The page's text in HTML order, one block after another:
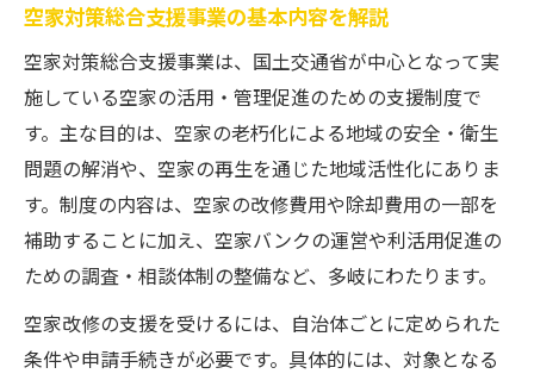
空家対策総合支援事業の基本内容を解説
空家対策総合支援事業は、国土交通省が中心となって実
施している空家の活用・管理促進のための支援制度で
す。主な目的は、空家の老朽化による地域の安全・衛生
問題の解消や、空家の再生を通じた地域活性化にありま
す。制度の内容は、空家の改修費用や除却費用の一部を
補助することに加え、空家バンクの運営や利活用促進の
ための調査・相談体制の整備など、多岐にわたります。
空家改修の支援を受けるには、自治体ごとに定められた
条件や申請手続きが必要です。具体的には、対象となる